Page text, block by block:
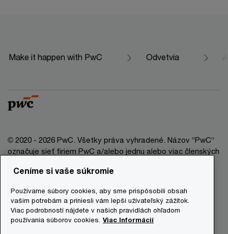
Make it happen with PwC Odvetvia
© 2020 - 2026 PwC. Všetky práva vyhradené. Názov “PwC“
označuje sieť firiem PwC a/alebo jednu alebo viac členských
informácie nájdete na stránke www.pwc.com/structure.
Právna doložka
Ochrana osobných údajov
Ceníme si vaše súkromie
Používame súbory cookies, aby sme prispôsobili obsah
vašim potrebám a priniesli vám lepší užívateľský zážitok.
Viac podrobností nájdete v našich pravidlách ohľadom
používania súborov cookies. Viac Informácií